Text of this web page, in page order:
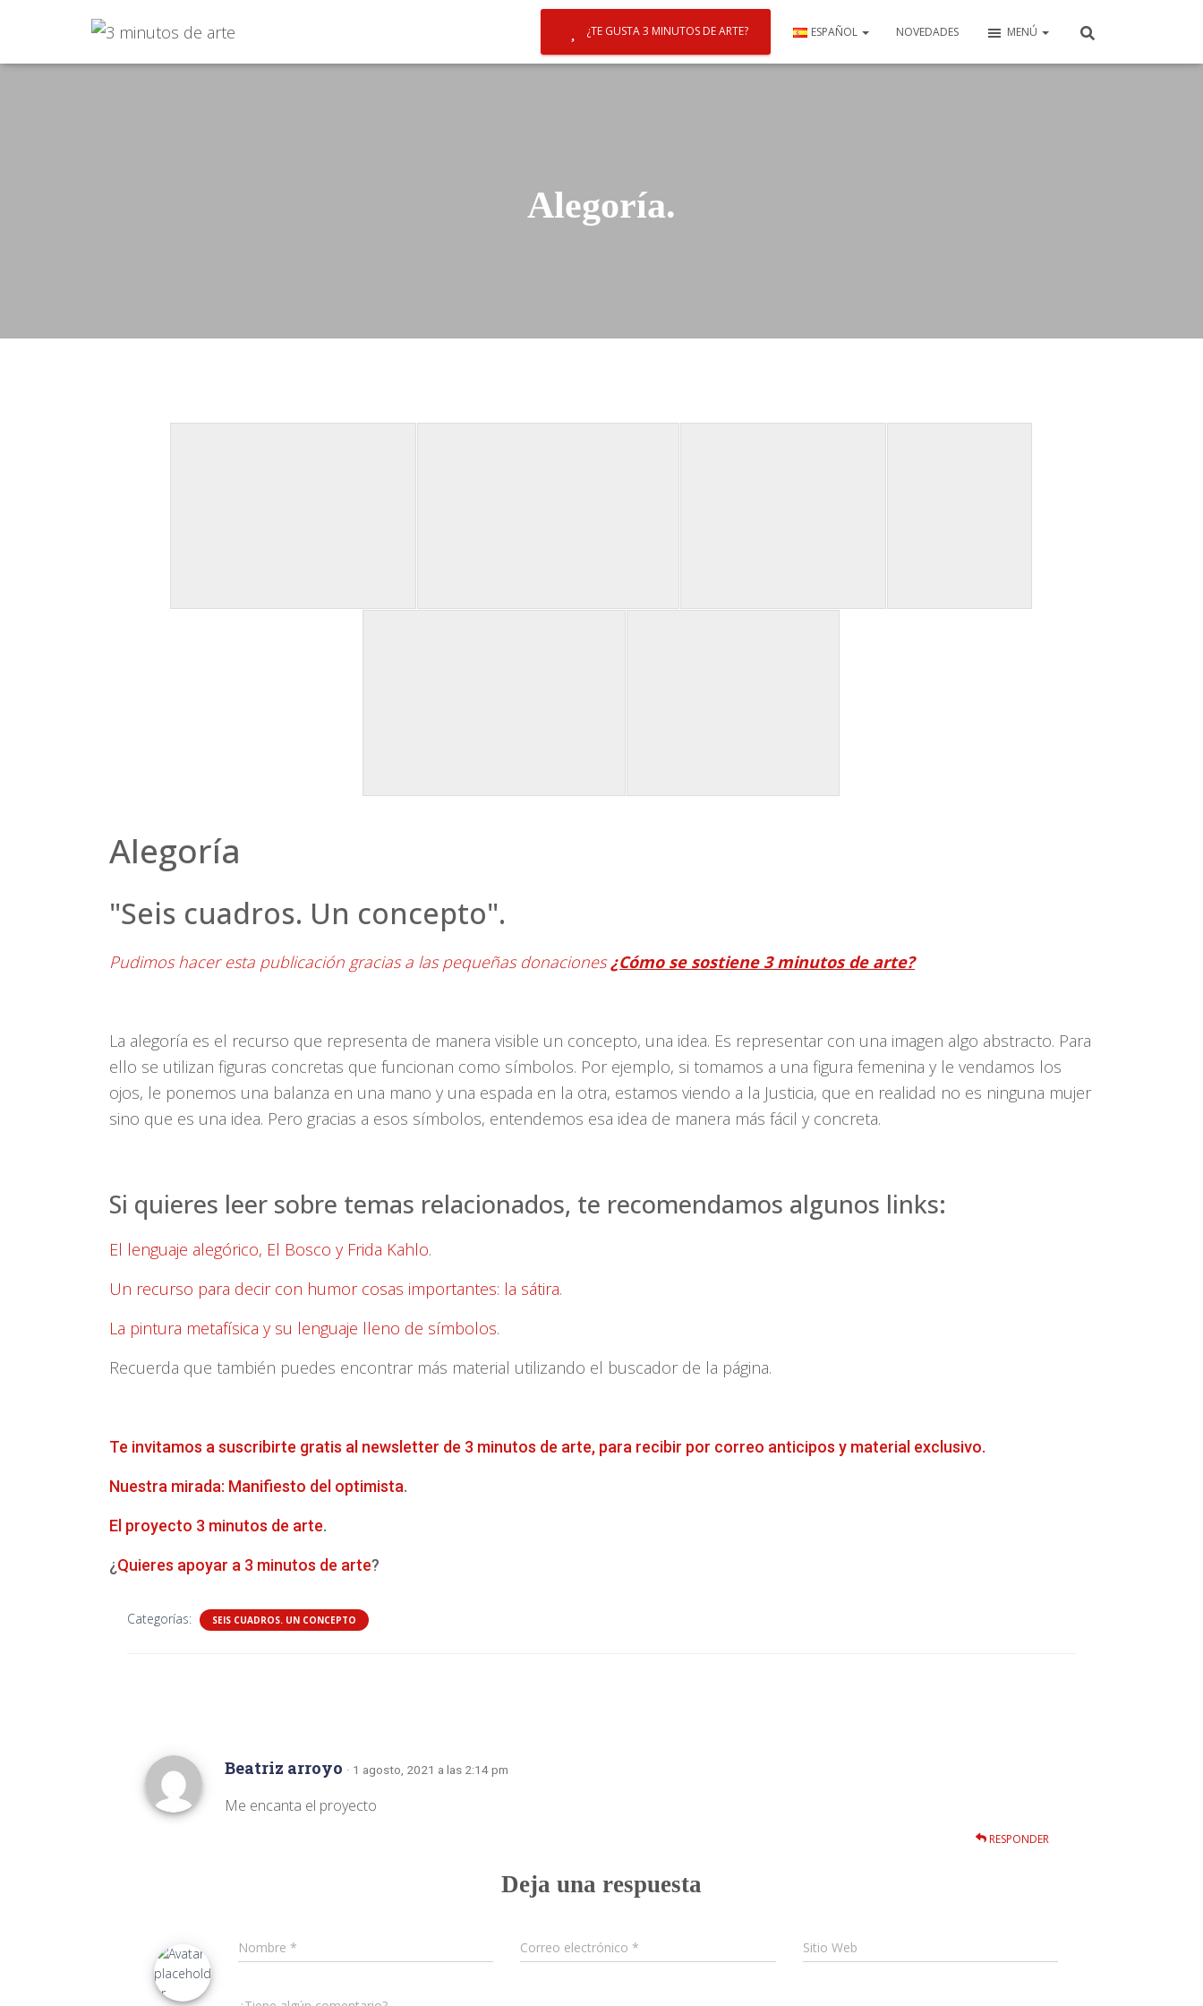
¿TE GUSTA 3 MINUTOS DE ARTE? ESPAÑOL NOVEDADES MENÚ
Alegoría.
Alegoría
"Seis cuadros. Un concepto".
Pudimos hacer esta publicación gracias a las pequeñas donaciones¿Cómo se sostiene 3 minutos de arte?
La alegoría es el recurso que representa de manera visible un concepto, una idea. Es representar con una imagen algo abstracto. Para
ello se utilizan figuras concretas que funcionan como símbolos. Por ejemplo, si tomamos a una figura femenina y le vendamos los
ojos, le ponemos una balanza en una mano y una espada en la otra, estamos viendo a la Justicia, que en realidad no es ninguna mujer
sino que es una idea. Pero gracias a esos símbolos, entendemos esa idea de manera más fácil y concreta.
Si quieres leer sobre temas relacionados, te recomendamos algunos links:
El lenguaje alegórico, El Bosco y Frida Kahlo.
Un recurso para decir con humor cosas importantes: la sátira.
La pintura metafísica y su lenguaje lleno de símbolos.
Recuerda que también puedes encontrar más material utilizando el buscador de la página.
Te invitamos a suscribirte gratis al newsletter de 3 minutos de arte, para recibir por correo anticipos y material exclusivo.
Nuestra mirada: Manifiesto del optimista.
El proyecto 3 minutos de arte.
¿Quieres apoyar a 3 minutos de arte?
Categorías: SEIS CUADROS. UN CONCEPTO
Beatriz arroyo · 1 agosto, 2021 a las 2:14 pm
Me encanta el proyecto
RESPONDER
Deja una respuesta
Nombre * Correo electrónico * Sitio Web